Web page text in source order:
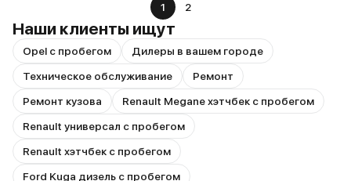
1 2
Наши клиенты ищут
Opel с пробегом
Дилеры в вашем городе
Техническое обслуживание
Ремонт
Ремонт кузова
Renault Megane хэтчбек с пробегом
Renault универсал с пробегом
Renault хэтчбек с пробегом
Ford Kuga дизель с пробегом